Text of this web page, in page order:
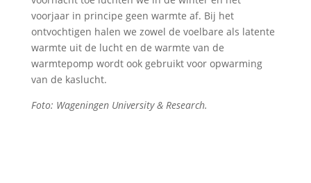
voorjaar in principe geen warmte af. Bij het
ontvochtigen halen we zowel de voelbare als latente
warmte uit de lucht en de warmte van de
warmtepomp wordt ook gebruikt voor opwarming
van de kaslucht.
Foto: Wageningen University & Research.